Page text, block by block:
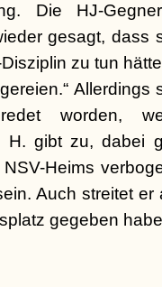
Die HJ-
gesagt, dass
zu tun
Allerdings
worden,
H. gibt zu, dabei
Heims
Auch streitet
gegeben